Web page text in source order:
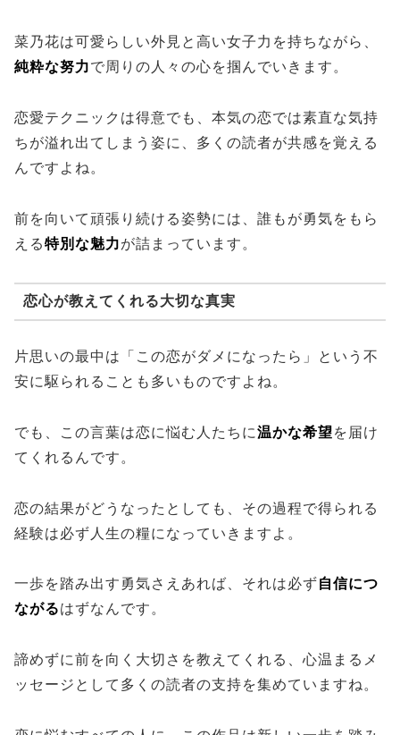
菜乃花は可愛らしい外見と高い女子力を持ちながら、
純粋な努力で周りの人々の心を掴んでいきます。
恋愛テクニックは得意でも、本気の恋では素直な気持
ちが溢れ出てしまう姿に、多くの読者が共感を覚える
んですよね。
前を向いて頑張り続ける姿勢には、誰もが勇気をもら
える特別な魅力が詰まっています。
恋心が教えてくれる大切な真実
片思いの最中は「この恋がダメになったら」という不
安に駆られることも多いものですよね。
でも、この言葉は恋に悩む人たちに温かな希望を届け
てくれるんです。
恋の結果がどうなったとしても、その過程で得られる
経験は必ず人生の糧になっていきますよ。
一歩を踏み出す勇気さえあれば、それは必ず自信につ
ながるはずなんです。
諦めずに前を向く大切さを教えてくれる、心温まるメ
ッセージとして多くの読者の支持を集めていますね。